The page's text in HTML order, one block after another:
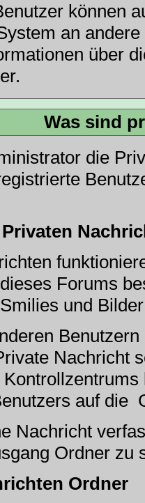
können
an
über
.
Was sind
die
Forums
und
Nachricht
auf die
Nachricht
Ordner zu
Ordner